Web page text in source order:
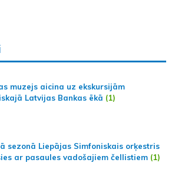
muzejs aicina uz ekskursijām
Latvijas Bankas ēkā (1)
sezonā Liepājas Simfoniskais orķestris
ar pasaules vadošajiem čellistiem (1)